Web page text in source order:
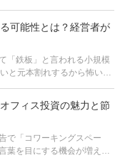
を知らなければ避けよう
に可能性とは？経営者が
「鉄板」と言われる小規模
と元本割れするから怖い」
なくありません。さらに、
フィス投資の魅力と節
で「コワーキングスペー
葉を目にする機会が増えま